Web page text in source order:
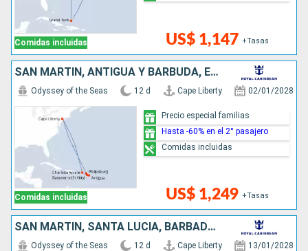
Comidas incluidas US$ 1,147 +Tasas
SAN MARTÍN, ANTIGUA Y BARBUDA, ESTADOS UNIDOS
Comidas incluidas
Odyssey of the Seas 12 d Cape Liberty 02/01/2028
US$ 1,249 +Tasas
Precio especial familias
Hasta -60% en el 2° pasajero
Comidas incluidas
SAN MARTÍN, SANTA LUCIA, BARBADOS, ESTADOS UNIDOS
Odyssey of the Seas 12 d Cape Liberty 13/01/2028